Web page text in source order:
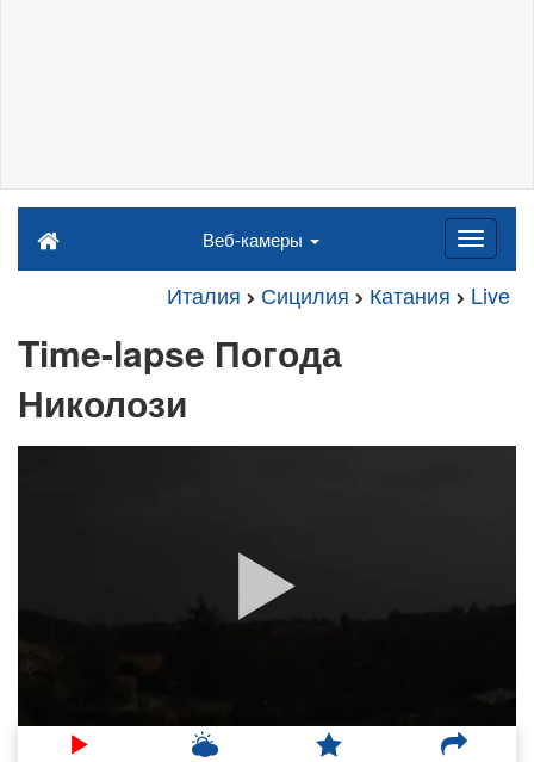
Веб-камеры
Италия Сицилия Катания Live
Time-lapse Погода
Николози